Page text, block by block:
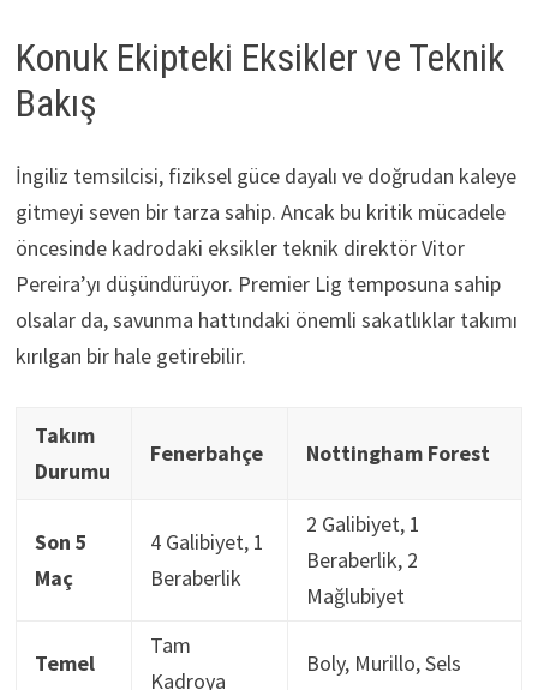
Konuk Ekipteki Eksikler ve Teknik
Bakış
İngiliz temsilcisi, fiziksel güce dayalı ve doğrudan kaleye
gitmeyi seven bir tarza sahip. Ancak bu kritik mücadele
öncesinde kadrodaki eksikler teknik direktör Vitor
Pereira’yı düşündürüyor. Premier Lig temposuna sahip
olsalar da, savunma hattındaki önemli sakatlıklar takımı
kırılgan bir hale getirebilir.
Takım
Durumu
Fenerbahçe Nottingham Forest
Son 5
Maç
4 Galibiyet, 1
Beraberlik
2 Galibiyet, 1
Beraberlik, 2
Mağlubiyet
Temel
Tam
Kadroya
Boly, Murillo, Sels